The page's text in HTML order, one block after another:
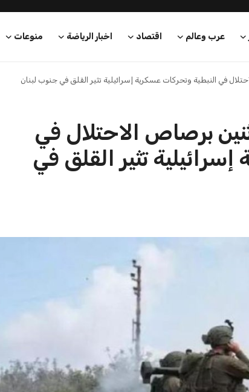
عرب وعالم اقتصاد اخبار الرياضة منوعات
في النبطية وتحركات عسكرية إسرائيلية تثير القلق في جنوب لبنان
برصاص الاحتلال في
تثير القلق في